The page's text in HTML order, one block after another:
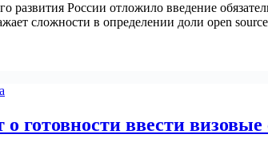
развития России отложило введение
сложности в определении доли open
готовности ввести